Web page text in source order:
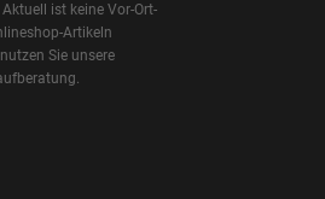
Aktuell ist keine Vor-Ort-
Artikeln
Sie unsere